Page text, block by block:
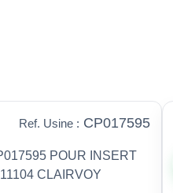
Ref. Usine : CP017595
POUR INSERT
CLAIRVOY